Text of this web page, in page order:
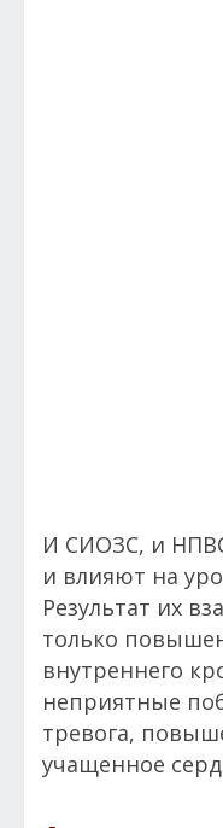
И СИОЗС, и
и влияют на
Результат их
только
внутреннего
неприятные
тревога,
учащенное